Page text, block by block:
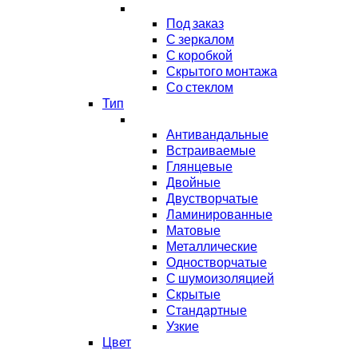
Под заказ
С зеркалом
С коробкой
Скрытого монтажа
Со стеклом
Тип
Антивандальные
Встраиваемые
Глянцевые
Двойные
Двустворчатые
Ламинированные
Матовые
Металлические
Одностворчатые
С шумоизоляцией
Скрытые
Стандартные
Узкие
Цвет